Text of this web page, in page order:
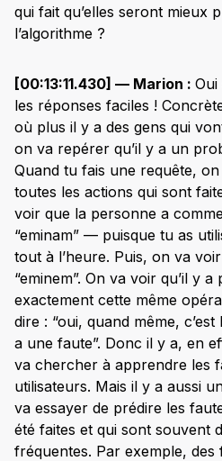
qui fait qu’elles seront mieux
l’algorithme ?
[00:13:11.430] — Marion : Oui
les réponses faciles !
où plus il y a des gens qui
on va repérer qu’il y a un
Quand tu fais une requête,
toutes les actions qui sont
voir que la personne a
“eminam” — puisque tu as
tout à l’heure. Puis, on va
“eminem”. On va voir qu’il y
exactement cette même
dire : “oui, quand même,
a une faute”. Donc il y a, en
va chercher à apprendre les
utilisateurs. Mais il y a aussi
va essayer de prédire les
été faites et qui sont souvent
fréquentes. Par exemple, des